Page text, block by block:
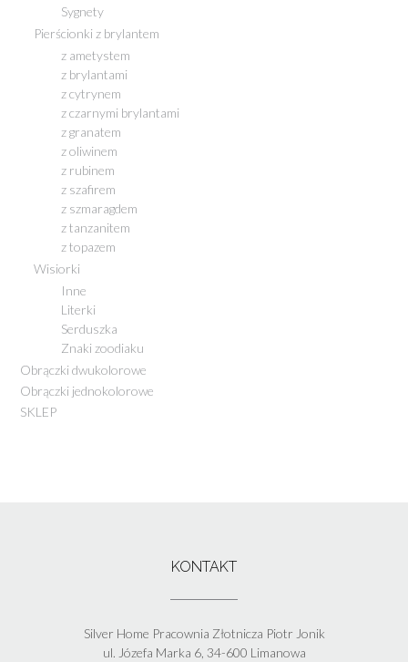
Sygnety
Pierścionki z brylantem
z ametystem
z brylantami
z cytrynem
z czarnymi brylantami
z granatem
z oliwinem
z rubinem
z szafirem
z szmaragdem
z tanzanitem
z topazem
Wisiorki
Inne
Literki
Serduszka
Znaki zoodiaku
Obrączki dwukolorowe
Obrączki jednokolorowe
SKLEP
KONTAKT
Silver Home Pracownia Złotnicza Piotr Jonik
ul. Józefa Marka 6, 34-600 Limanowa